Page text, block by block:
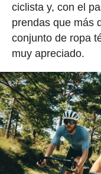
ciclista y, con el
prendas que más
conjunto de ropa
muy apreciado.